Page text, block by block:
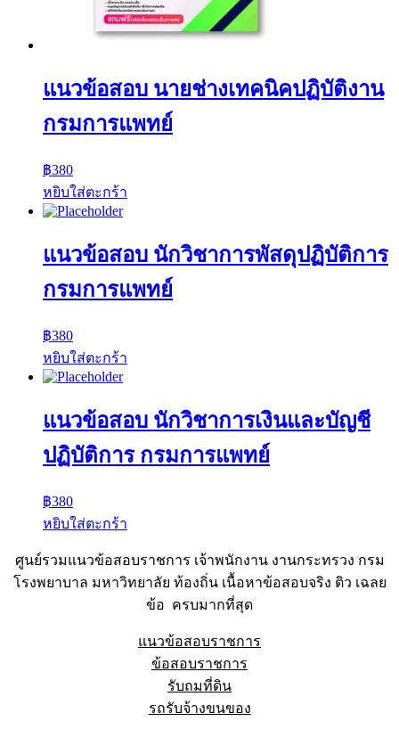
แนวข้อสอบ นายช่างเทคนิคปฏิบัติงาน
กรมการแพทย์
฿380
หยิบใส่ตะกร้า
แนวข้อสอบ นักวิชาการพัสดุปฏิบัติการ
กรมการแพทย์
฿380
หยิบใส่ตะกร้า
แนวข้อสอบ นักวิชาการเงินและบัญชี
ปฏิบัติการ กรมการแพทย์
฿380
หยิบใส่ตะกร้า
ศูนย์รวมแนวข้อสอบราชการ เจ้าพนักงาน งานกระทรวง กรม
โรงพยาบาล มหาวิทยาลัย ท้องถิ่น เนื้อหาข้อสอบจริง ติว เฉลย
ข้อ ครบมากที่สุด
แนวข้อสอบราชการ
ข้อสอบราชการ
รับถมที่ดิน
รถรับจ้างขนของ